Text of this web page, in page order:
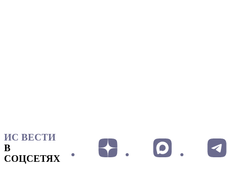
ИС ВЕСТИ
В
СОЦСЕТЯХ